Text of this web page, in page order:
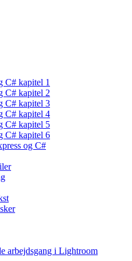
C# kapitel 1
C# kapitel 2
C# kapitel 3
C# kapitel 4
C# kapitel 5
C# kapitel 6
og C#
arbejdsgang i Lightroom